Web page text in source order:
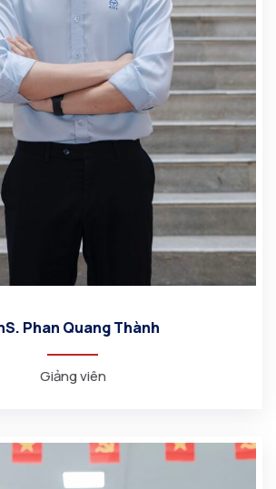
Phan Quang Thành
Giảng viên